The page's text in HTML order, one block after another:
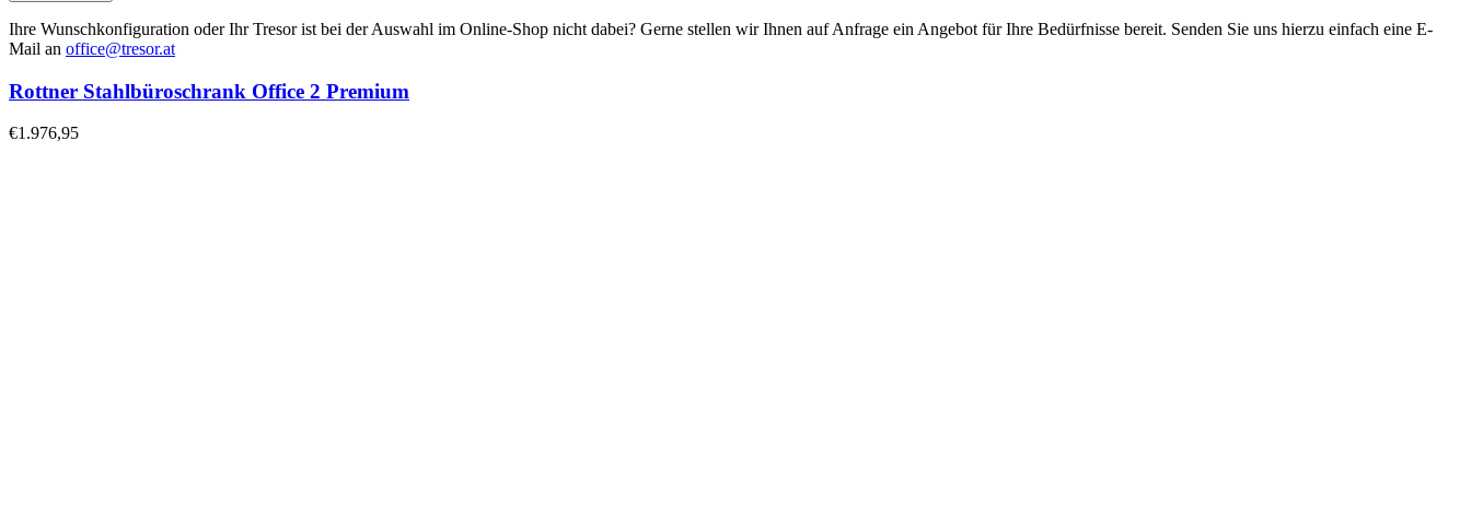
Ihre Wunschkonfiguration oder Ihr Tresor ist bei der Auswahl im Online-Shop nicht dabei? Gerne stellen wir Ihnen auf Anfrage ein Angebot für Ihre Bedürfnisse bereit. Senden Sie uns hierzu einfach eine E-
Mail an office@tresor.at
Rottner Stahlbüroschrank Office 2 Premium
€1.976,95